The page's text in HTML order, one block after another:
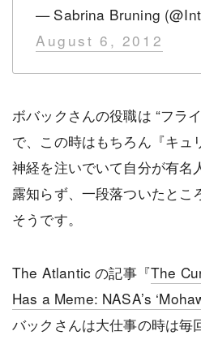
— Sabrina Bruning
August 6, 2012
ボバックさんの役職は “フラ
で、この時はもちろん『キュ
神経を注いでいて自分が有名
露知らず、一段落ついたとこ
そうです。
The Atlantic の記事『The
Has a Meme: NASA’s
バックさんは大仕事の時は毎